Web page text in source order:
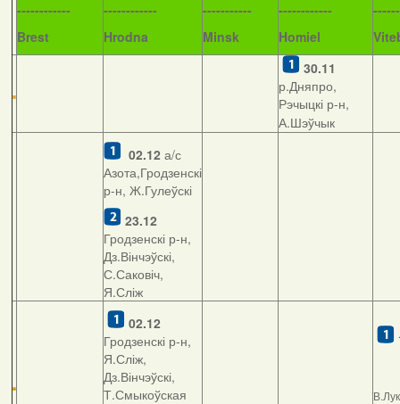
------------
Brest
------------
Hrodna
-----------
Minsk
------------
Homiel
30.11
р.Дняпро,
Рэчыцкі р-н,
А.Шэўчык
02.12 а/с
Азота,Гродзенскі
р-н, Ж.Гулеўскі
23.12
Гродзенскі р-н,
Дз.Вінчэўскі,
С.Саковіч,
Я.Сліж
02.12
Гродзенскі р-н,
Я.Сліж,
Дз.Вінчэўскі,
Т.Смыкоўская